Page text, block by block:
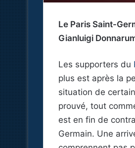
Le Paris Saint-
Gianluigi
Les supporters du
plus est après la
situation de
prouvé, tout
est en fin de
Germain. Une